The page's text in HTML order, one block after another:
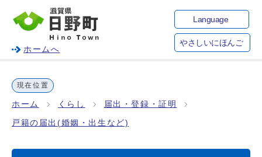
ホームへ
Language
やさしいにほんご
現在位置
ホーム くらし 届出・登録・証明
戸籍の届出(婚姻・出生など)